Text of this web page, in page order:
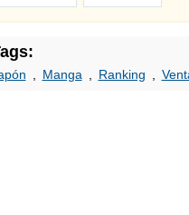
Manga Ranking